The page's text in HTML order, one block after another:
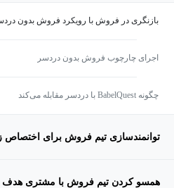
بازنگری در فروش با رویکرد فروش بدون
اجرای چارچوب فروش بدون دردسر
چگونه BabelQuest با دردسر مقابله می‌کند
توانمندسازی تیم فروش برای اختصاص
همسو کردن تیم فروش با مشتری هدف